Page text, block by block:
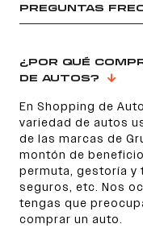
PREGUNTAS
¿POR QUÉ
DE AUTOS?
En Shopping de
variedad de autos
de las marcas de
montón de
permuta, gestoría y
seguros, etc. Nos
tengas que
comprar un auto.